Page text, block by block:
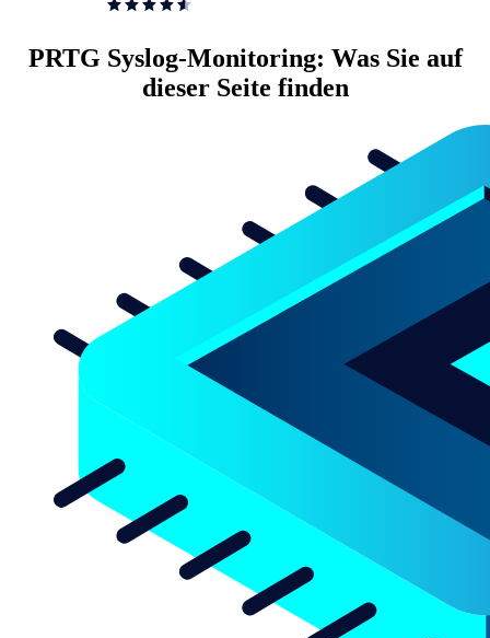
PRTG Syslog-Monitoring: Was Sie auf
dieser Seite finden